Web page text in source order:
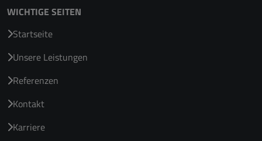
WICHTIGE SEITEN
Startseite
Unsere Leistungen
Referenzen
Kontakt
Karriere